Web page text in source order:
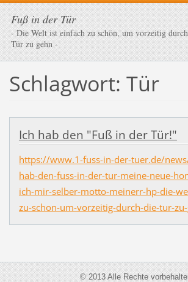
Fuß in der Tür
- Die Welt ist einfach zu schön, um vorzeitig
Tür zu gehn -
Schlagwort: Tür
Ich hab den "Fuß in der Tür!"
https://www.1-fuss-in-der-tuer.de/
hab-den-fuss-in-der-tur-meine-neue-
ich-mir-selber-motto-meinerr-hp-die-
zu-schon-um-vorzeitig-durch-die-tur-
© 2013 Alle Rechte